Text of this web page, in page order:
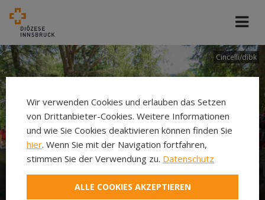
Cincelli/dibk
Neuer Pilgerweg Via
Wir verwenden Cookies und erlauben das Setzen
von Drittanbieter-Cookies. Weitere Informationen
und wie Sie Cookies deaktivieren können finden Sie
hier. Wenn Sie mit der Navigation fortfahren,
stimmen Sie der Verwendung zu. Datenschutz
ALLE COOKIES AKZEPTIEREN